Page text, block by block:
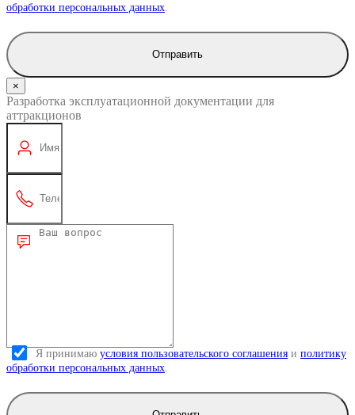
обработки персональных данных
Отправить
×
Разработка эксплуатационной документации для
аттракционов
Я принимаю условия пользовательского соглашения и политику
обработки персональных данных